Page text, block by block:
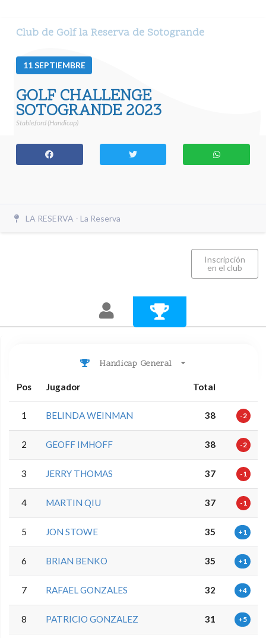
Club de Golf la Reserva de Sotogrande
11SEPTIEMBRE
GOLF CHALLENGE
SOTOGRANDE 2023
Stableford (Handicap)
LA RESERVA - La Reserva
Inscripción
en el club
Handicap General
Pos Jugador Total
1 BELINDA WEINMAN 38 -2
2 GEOFF IMHOFF 38 -2
3 JERRY THOMAS 37 -1
4 MARTIN QIU 37 -1
5 JON STOWE 35 +1
6 BRIAN BENKO 35 +1
7 RAFAEL GONZALES 32 +4
8 PATRICIO GONZALEZ 31 +5